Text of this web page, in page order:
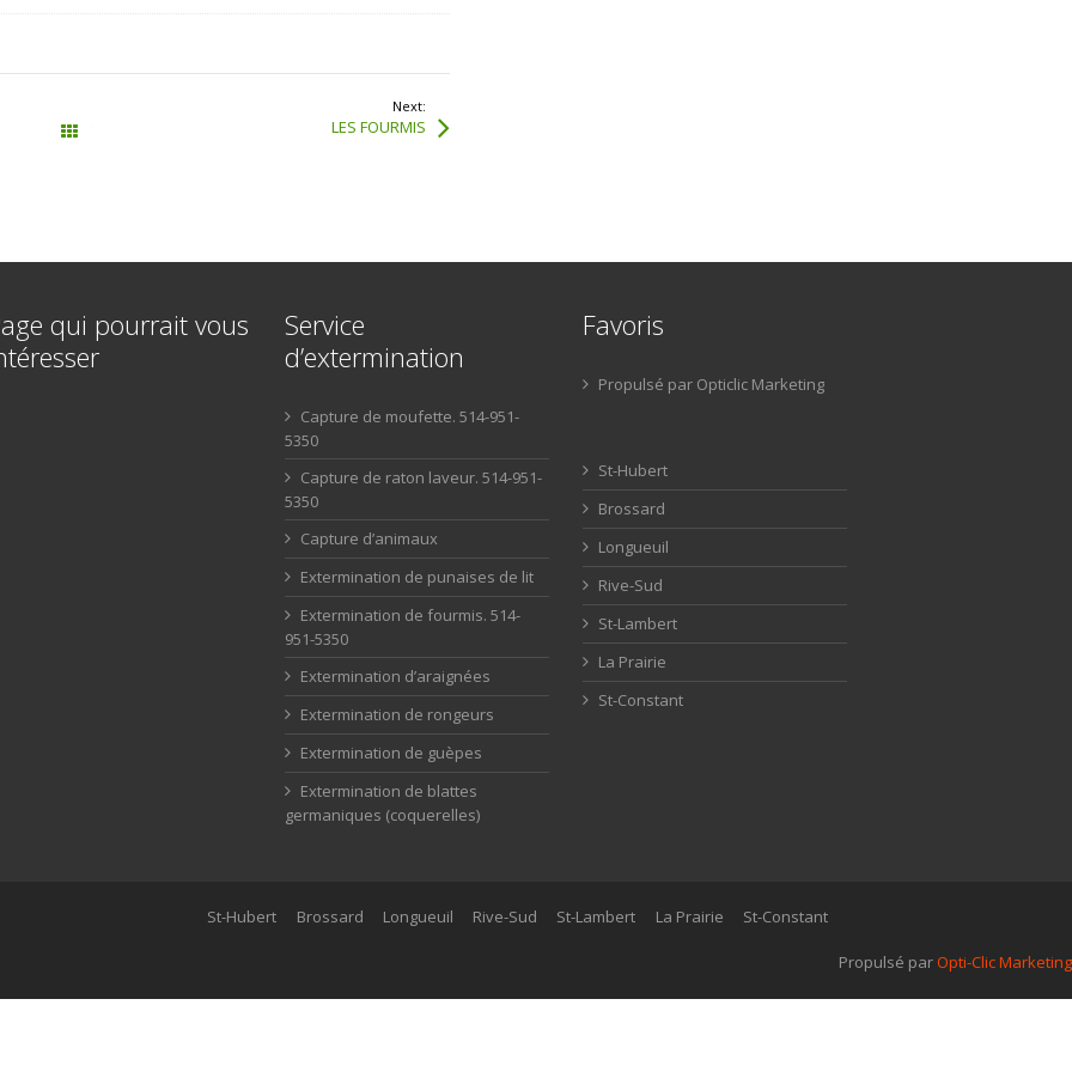
Next:
LES FOURMIS
qui pourrait vous
Service
d’extermination
Capture de moufette. 514-951-
5350
Capture de raton laveur. 514-951-
5350
Capture d’animaux
Extermination de punaises de lit
Extermination de fourmis. 514-
951-5350
Extermination d’araignées
Extermination de rongeurs
Extermination de guèpes
Extermination de blattes
germaniques (coquerelles)
Favoris
Propulsé par Opticlic Marketing
St-Hubert
Brossard
Longueuil
Rive-Sud
St-Lambert
La Prairie
St-Constant
St-Hubert Brossard Longueuil Rive-Sud St-Lambert La Prairie St-Constant
Propulsé parOpti-Clic Marketing